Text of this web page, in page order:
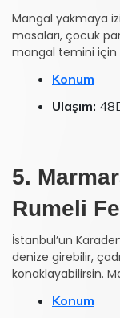
Mangal yakmaya
masaları, çocuk
mangal temini için
Konum
Ulaşım:
5.
Rumeli
İstanbul’un
denize girebilir,
konaklayabilirsin.
Konum